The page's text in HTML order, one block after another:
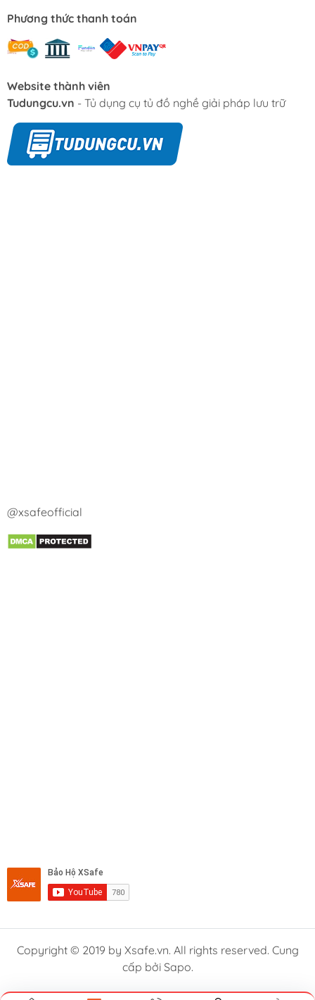
Phương thức thanh toán
Website thành viên
Tudungcu.vn - Tủ dụng cụ tủ đồ nghề giải pháp lưu trữ
@xsafeofficial
Copyright © 2019 by Xsafe.vn. All rights reserved. Cung
cấp bởi Sapo.